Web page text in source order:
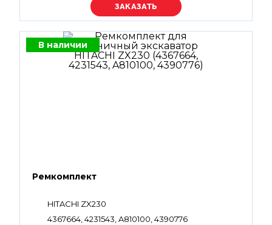
Уточняйте цену
В наличии
Ремкомплект
HITACHI ZX230
4367664, 4231543, A810100, 4390776